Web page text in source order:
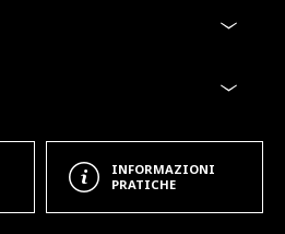
INFORMAZIONI
PRATICHE